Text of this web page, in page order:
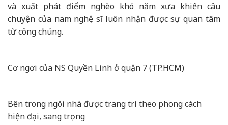
và xuất phát điểm nghèo khó năm xưa khiến câu
chuyện của nam nghệ sĩ luôn nhận được sự quan tâm
từ công chúng.
Cơ ngơi của NS Quyền Linh ở quận 7 (TP.HCM)
Bên trong ngôi nhà được trang trí theo phong cách
hiện đại, sang trọng